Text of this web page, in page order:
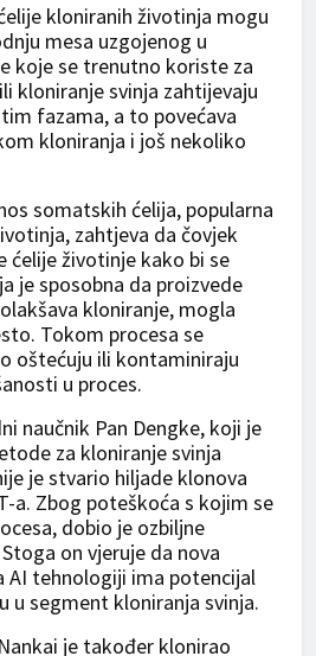
kloniranih životinja mogu
mesa uzgojenog u
koje se trenutno koriste za
kloniranje svinja zahtijevaju
fazama, a to povećava
kloniranja i još nekoliko
somatskih ćelija, popularna
zahtjeva da čovjek
ćelije životinje kako bi se
je sposobna da proizvede
kloniranje, mogla
Tokom procesa se
oštećuju ili kontaminiraju
u proces.
naučnik Pan Dengke, koji je
za kloniranje svinja
je stvario hiljade klonova
a. Zbog poteškoća s kojim se
dobio je ozbiljne
on vjeruje da nova
AI tehnologiji ima potencijal
u segment kloniranja svinja.
je također klonirao